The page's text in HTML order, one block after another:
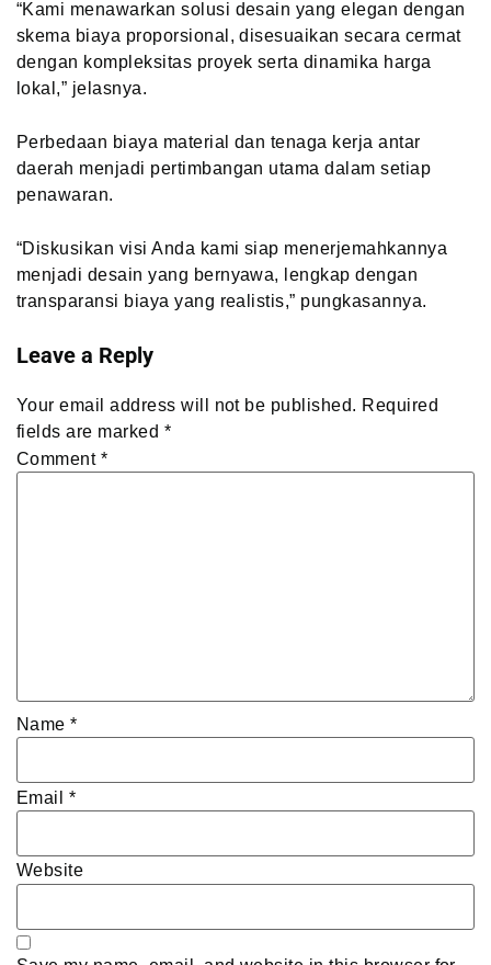
“Kami menawarkan solusi desain yang elegan dengan
skema biaya proporsional, disesuaikan secara cermat
dengan kompleksitas proyek serta dinamika harga
lokal,” jelasnya.
Perbedaan biaya material dan tenaga kerja antar
daerah menjadi pertimbangan utama dalam setiap
penawaran.
“Diskusikan visi Anda kami siap menerjemahkannya
menjadi desain yang bernyawa, lengkap dengan
transparansi biaya yang realistis,” pungkasannya.
Leave a Reply
Your email address will not be published. Required
fields are marked *
Comment *
Name*
Email *
Website